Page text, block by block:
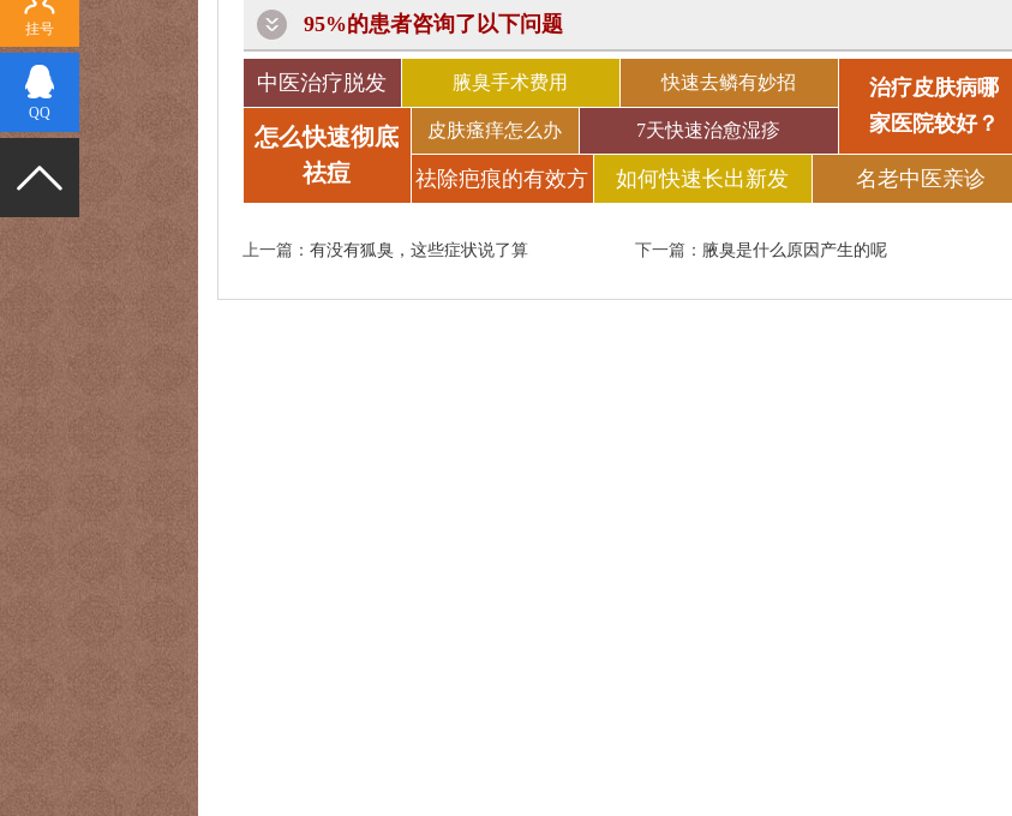
95%的患者咨询了以下问题
中医治疗脱发
怎么快速彻底
祛痘
腋臭手术费用
皮肤瘙痒怎么办
祛除疤痕的有效方
快速去鳞有妙招
7天快速治愈湿疹
如何快速长出新发
治疗皮肤病哪
家医院较好？
名老中医亲诊
上一篇： 有没有狐臭，这些症状说了算 下一篇： 腋臭是什么原因产生的呢
挂号
QQ